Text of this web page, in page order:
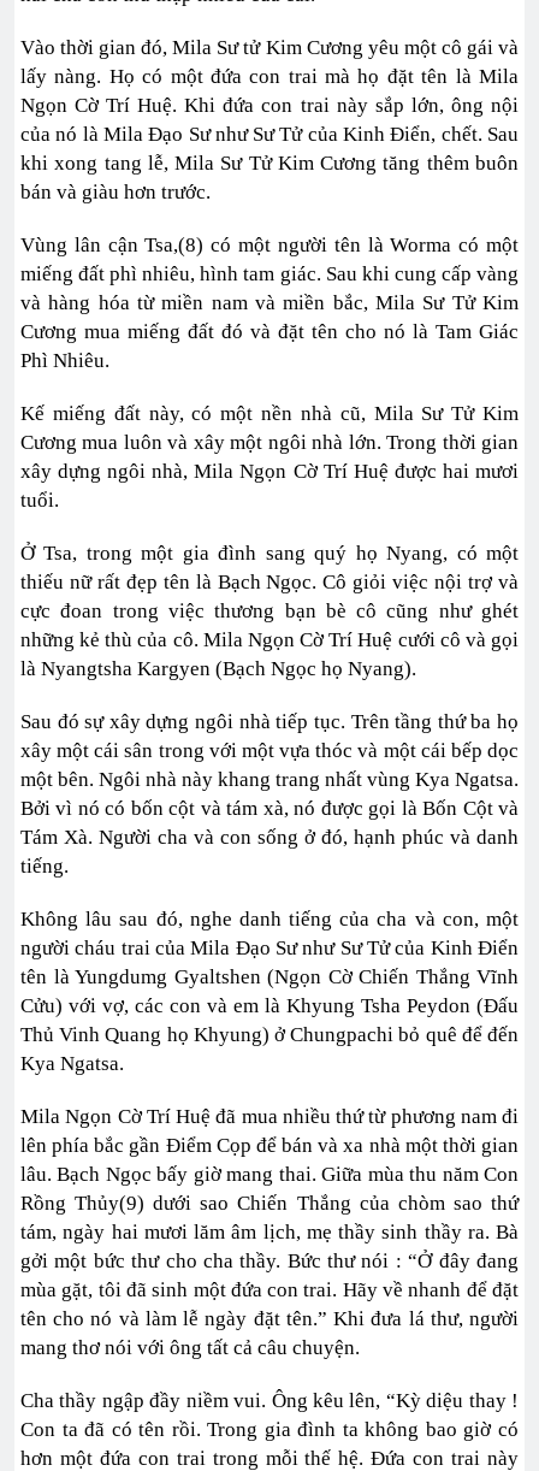
Vào thời gian đó, Mila Sư tử Kim Cương yêu một cô gái và
lấy nàng. Họ có một đứa con trai mà họ đặt tên là Mila
Ngọn Cờ Trí Huệ. Khi đứa con trai này sắp lớn, ông nội
của nó là Mila Đạo Sư như Sư Tử của Kinh Điển, chết. Sau
khi xong tang lễ, Mila Sư Tử Kim Cương tăng thêm buôn
bán và giàu hơn trước.
Vùng lân cận Tsa,(8) có một người tên là Worma có một
miếng đất phì nhiêu, hình tam giác. Sau khi cung cấp vàng
và hàng hóa từ miền nam và miền bắc, Mila Sư Tử Kim
Cương mua miếng đất đó và đặt tên cho nó là Tam Giác
Phì Nhiêu.
Kế miếng đất này, có một nền nhà cũ, Mila Sư Tử Kim
Cương mua luôn và xây một ngôi nhà lớn. Trong thời gian
xây dựng ngôi nhà, Mila Ngọn Cờ Trí Huệ được hai mươi
tuổi.
Ở Tsa, trong một gia đình sang quý họ Nyang, có một
thiếu nữ rất đẹp tên là Bạch Ngọc. Cô giỏi việc nội trợ và
cực đoan trong việc thương bạn bè cô cũng như ghét
những kẻ thù của cô. Mila Ngọn Cờ Trí Huệ cưới cô và gọi
là Nyangtsha Kargyen (Bạch Ngọc họ Nyang).
Sau đó sự xây dựng ngôi nhà tiếp tục. Trên tầng thứ ba họ
xây một cái sân trong với một vựa thóc và một cái bếp dọc
một bên. Ngôi nhà này khang trang nhất vùng Kya Ngatsa.
Bởi vì nó có bốn cột và tám xà, nó được gọi là Bốn Cột và
Tám Xà. Người cha và con sống ở đó, hạnh phúc và danh
tiếng.
Không lâu sau đó, nghe danh tiếng của cha và con, một
người cháu trai của Mila Đạo Sư như Sư Tử của Kinh Điển
tên là Yungdumg Gyaltshen (Ngọn Cờ Chiến Thắng Vĩnh
Cửu) với vợ, các con và em là Khyung Tsha Peydon (Đấu
Thủ Vinh Quang họ Khyung) ở Chungpachi bỏ quê để đến
Kya Ngatsa.
Mila Ngọn Cờ Trí Huệ đã mua nhiều thứ từ phương nam đi
lên phía bắc gần Điểm Cọp để bán và xa nhà một thời gian
lâu. Bạch Ngọc bấy giờ mang thai. Giữa mùa thu năm Con
Rồng Thủy(9) dưới sao Chiến Thắng của chòm sao thứ
tám, ngày hai mươi lăm âm lịch, mẹ thầy sinh thầy ra. Bà
gởi một bức thư cho cha thầy. Bức thư nói : “Ở đây đang
mùa gặt, tôi đã sinh một đứa con trai. Hãy về nhanh để đặt
tên cho nó và làm lễ ngày đặt tên.” Khi đưa lá thư, người
mang thơ nói với ông tất cả câu chuyện.
Cha thầy ngập đầy niềm vui. Ông kêu lên, “Kỳ diệu thay !
Con ta đã có tên rồi. Trong gia đình ta không bao giờ có
hơn một đứa con trai trong mỗi thế hệ. Đứa con trai này